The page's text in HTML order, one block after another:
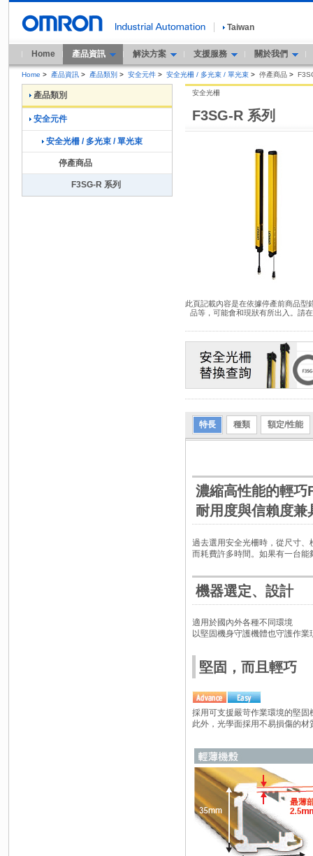
Taiwan
Home 產品資訊 解決方案 支援服務 關於我們
Home > 產品資訊 > 產品類別 > 安全元件 > 安全光柵 / 多光束 / 單光束 > 停產商品 >
F3SG-R 系列
安全光柵
此頁記載內容是在依據停產前商品型
品等，可能會和現狀有所出入。請
特長 種類 額定/性能
濃縮高性能的輕巧
耐用度與信賴度兼
過去選用安全光柵時，從尺寸
而耗費許多時間。如果有一台
機器選定、設計
適用於國內外各種不同環境
以堅固機身守護機體也守護作
堅固，而且輕巧
採用可支援嚴苛作業環境的堅
此外，光學面採用不易損傷的
產品類別
安全元件
安全光柵 / 多光束 / 單光束
停產商品
F3SG-R 系列